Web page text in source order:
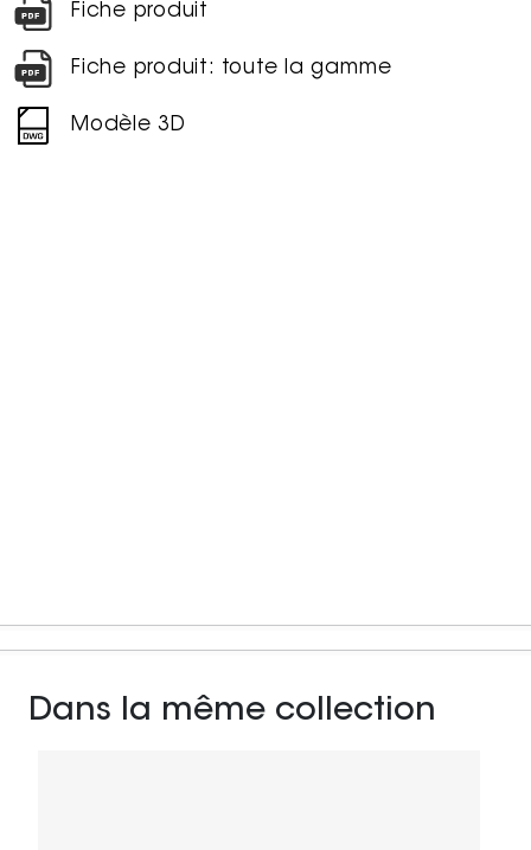
Fiche produit
Fiche produit: toute la gamme
Modèle 3D
Dans la même collection